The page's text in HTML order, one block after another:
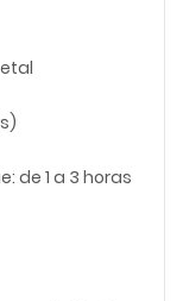
de 1 a 3 horas